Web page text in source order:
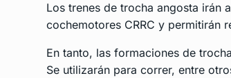
Los trenes de trocha angosta irán
cochemotores CRRC y permitirán
En tanto, las formaciones de
Se utilizarán para correr, entre